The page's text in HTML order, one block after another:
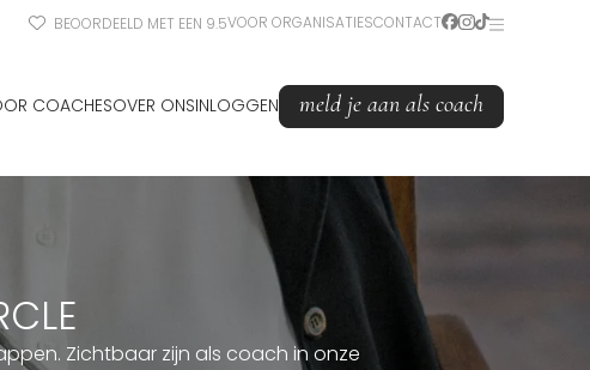
BEOORDEELD MET EEN 9.5VOOR ORGANISATIESCONTACT
COACHESOVER ONSINLOGGEN meld je aan als coach
Zichtbaar zijn als coach in onze